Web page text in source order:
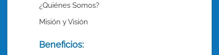
¿Quiénes Somos?
Misión y Visión
Beneficios: